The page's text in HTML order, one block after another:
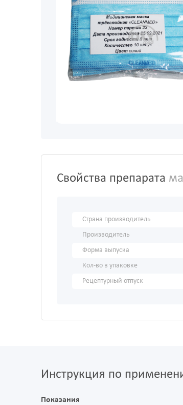
Свойства препарата
Страна производитель
Производитель
Форма выпуска
Кол-во в упаковке
Рецептурный отпуск
Инструкция по
Показания